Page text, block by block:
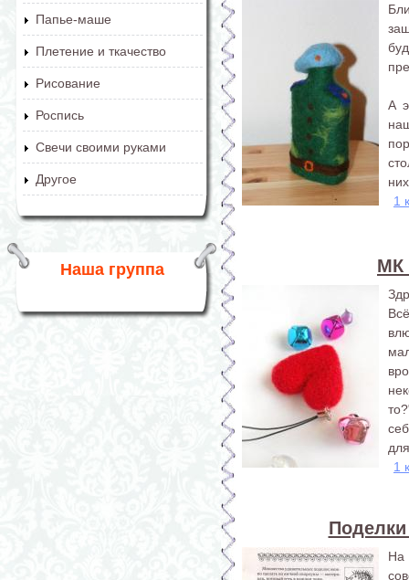
Папье-маше
Плетение и ткачество
Рисование
Роспись
Свечи своими руками
Другое
Наша группа
А
1
МК
1
На